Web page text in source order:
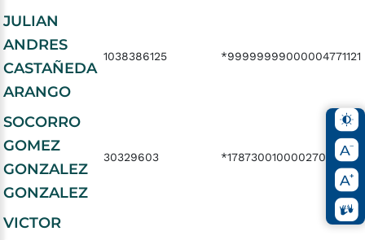
JULIAN
ANDRES
CASTAÑEDA
ARANGO
1038386125 *99999999000004771121
SOCORRO
GOMEZ
GONZALEZ
GONZALEZ
30329603 *17873001000027020444
VICTOR